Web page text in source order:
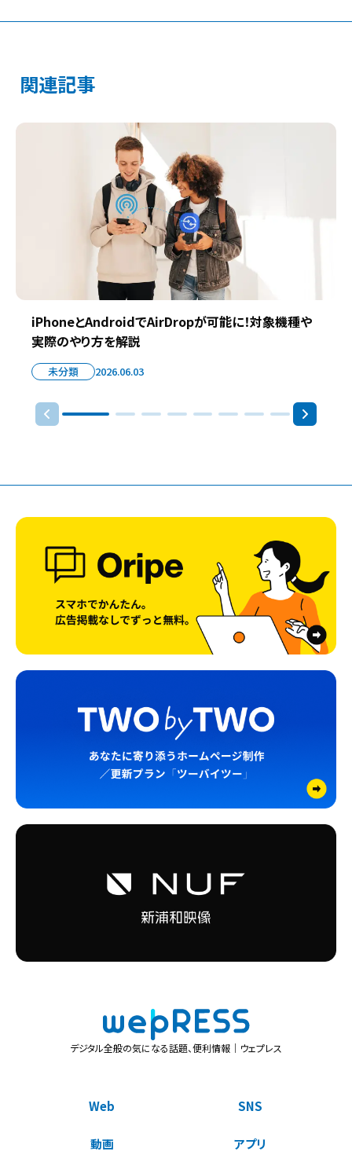
関連記事
iPhoneとAndroidでAirDropが可能に！対象機種や
実際のやり方を解説
未分類 2026.06.03
デジタル全般の気になる話題、便利情報｜ウェプレス
Web SNS
動画 アプリ